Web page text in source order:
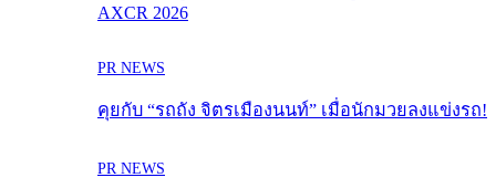
AXCR 2026
PR NEWS
คุยกับ “รถถัง จิตรเมืองนนท์” เมื่อนักมวยลงแข่งรถ!
PR NEWS